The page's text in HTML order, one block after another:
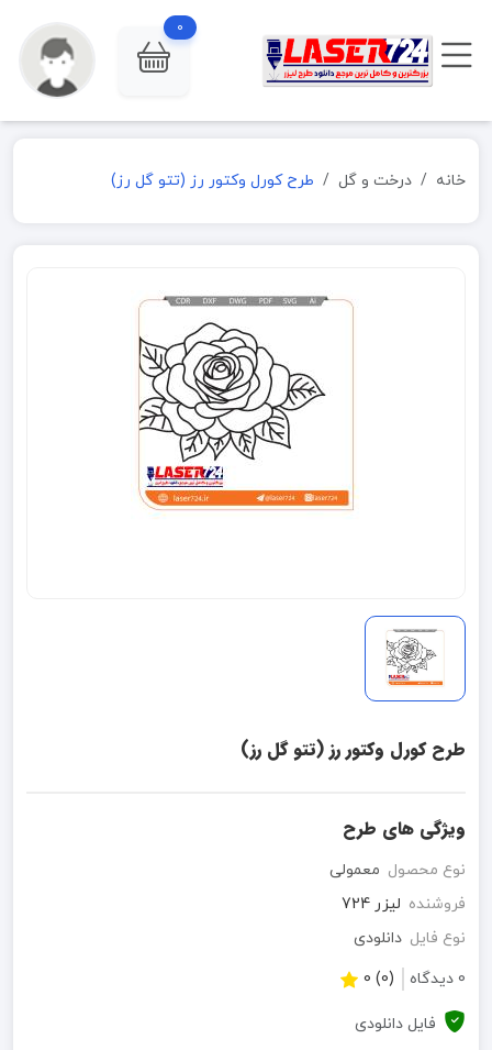
0
خانه درخت و گل طرح کورل وکتور رز (تتو گل رز)
طرح کورل وکتور رز (تتو گل رز)
ویژگی های طرح
نوع محصول معمولی
فروشنده لیزر 724
نوع فایل دانلودی
0 دیدگاه
(0) 0
فایل دانلودی